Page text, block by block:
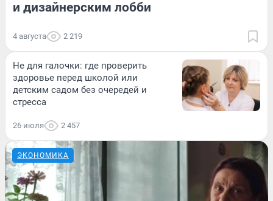
и дизайнерским лобби
4 августа 2 219
Не для галочки: где проверить
здоровье перед школой или
детским садом без очередей и
стресса
26 июля 2 457
ЭКОНОМИКА